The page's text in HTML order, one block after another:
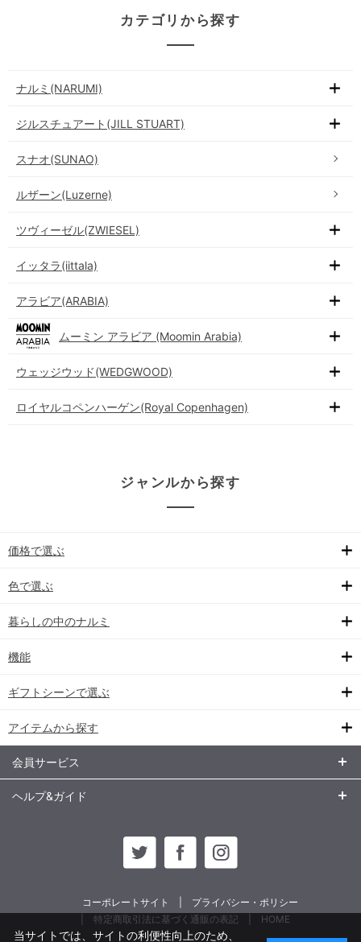
カテゴリから探す
ナルミ(NARUMI)
ジルスチュアート(JILL STUART)
スナオ(SUNAO)
ルザーン(Luzerne)
ツヴィーゼル(ZWIESEL)
イッタラ(iittala)
アラビア(ARABIA)
ムーミン アラビア (Moomin Arabia)
ウェッジウッド(WEDGWOOD)
ロイヤルコペンハーゲン(Royal Copenhagen)
ジャンルから探す
価格で選ぶ
色で選ぶ
暮らしの中のナルミ
機能
ギフトシーンで選ぶ
アイテムから探す
会員サービス
ヘルプ&ガイド
コーポレートサイト
プライバシー・ポリシー
特定商取引法に基づく通販の表記
HOME
当サイトでは、サイトの利便性向上のため、